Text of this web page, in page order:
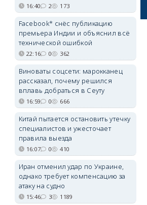
16:40 2 173
Facebook* снёс публикацию
премьера Индии и объяснил всё
технической ошибкой
22:16 0 362
Виноваты соцсети: марокканец
рассказал, почему решился
вплавь добраться в Сеуту
16:59 0 666
Китай пытается остановить утечку
специалистов и ужесточает
правила выезда
16:07 0 410
Иран отменил удар по Украине,
однако требует компенсацию за
атаку на судно
15:46 3 1189